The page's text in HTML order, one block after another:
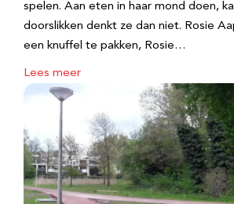
spelen. Aan eten in haar mond doen,
doorslikken denkt ze dan niet. Rosie
een knuffel te pakken, Rosie…
Lees meer